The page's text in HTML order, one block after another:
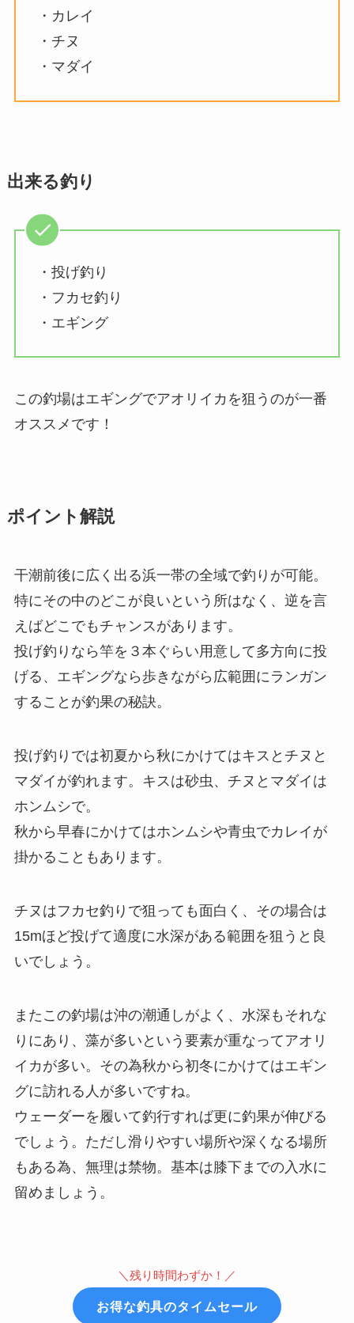
・カレイ
・チヌ
・マダイ
出来る釣り
・投げ釣り
・フカセ釣り
・エギング
この釣場はエギングでアオリイカを狙うのが一番
オススメです！
ポイント解説
干潮前後に広く出る浜一帯の全域で釣りが可能。
特にその中のどこが良いという所はなく、逆を言
えばどこでもチャンスがあります。
投げ釣りなら竿を３本ぐらい用意して多方向に投
げる、エギングなら歩きながら広範囲にランガン
することが釣果の秘訣。
投げ釣りでは初夏から秋にかけてはキスとチヌと
マダイが釣れます。キスは砂虫、チヌとマダイは
ホンムシで。
秋から早春にかけてはホンムシや青虫でカレイが
掛かることもあります。
チヌはフカセ釣りで狙っても面白く、その場合は
15mほど投げて適度に水深がある範囲を狙うと良
いでしょう。
またこの釣場は沖の潮通しがよく、水深もそれな
りにあり、藻が多いという要素が重なってアオリ
イカが多い。その為秋から初冬にかけてはエギン
グに訪れる人が多いですね。
ウェーダーを履いて釣行すれば更に釣果が伸びる
でしょう。ただし滑りやすい場所や深くなる場所
もある為、無理は禁物。基本は膝下までの入水に
留めましょう。
＼残り時間わずか！／
お得な釣具のタイムセール